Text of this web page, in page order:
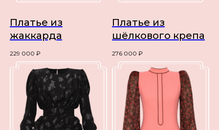
Платье из
жаккарда
229 000 ₽
Платье из
шёлкового крепа
276 000 ₽